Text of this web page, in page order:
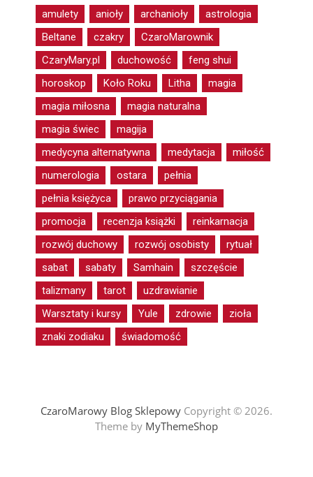
amulety anioły archanioły
astrologia
Beltane
czakry
CzaroMarownik
CzaryMary.pl
duchowość
feng shui
horoskop
Koło Roku Litha
magia
magia miłosna
magia naturalna
magia świec
magija
medycyna alternatywna
medytacja
miłość
numerologia
ostara
pełnia
pełnia księżyca
prawo przyciągania
promocja
recenzja książki
reinkarnacja
rozwój duchowy
rozwój osobisty
rytuał
sabat
sabaty Samhain
szczęście
talizmany
tarot
uzdrawianie
Warsztaty i kursy
Yule zdrowie
zioła
znaki zodiaku
świadomość
CzaroMarowy Blog SklepowyCopyright © 2026.
Theme by MyThemeShop